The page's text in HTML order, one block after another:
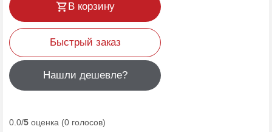
В корзину
Быстрый заказ
Нашли дешевле?
0.0/5 оценка (0 голосов)